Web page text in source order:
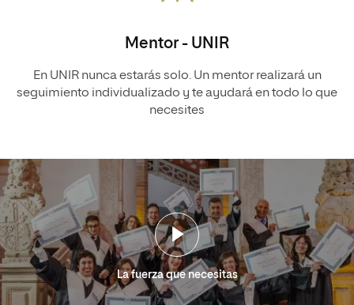
Mentor - UNIR
En UNIR nunca estarás solo. Un mentor realizará un
seguimiento individualizado y te ayudará en todo lo que
necesites
La fuerza que necesitas